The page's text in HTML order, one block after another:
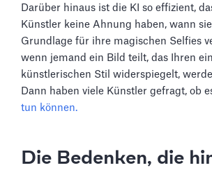
Darüber hinaus ist die KI so effizient,
Künstler keine Ahnung haben, wann
Grundlage für ihre magischen Selfies
wenn jemand ein Bild teilt, das Ihren
künstlerischen Stil widerspiegelt,
Dann haben viele Künstler gefragt, ob
tun können.
Die Bedenken, die